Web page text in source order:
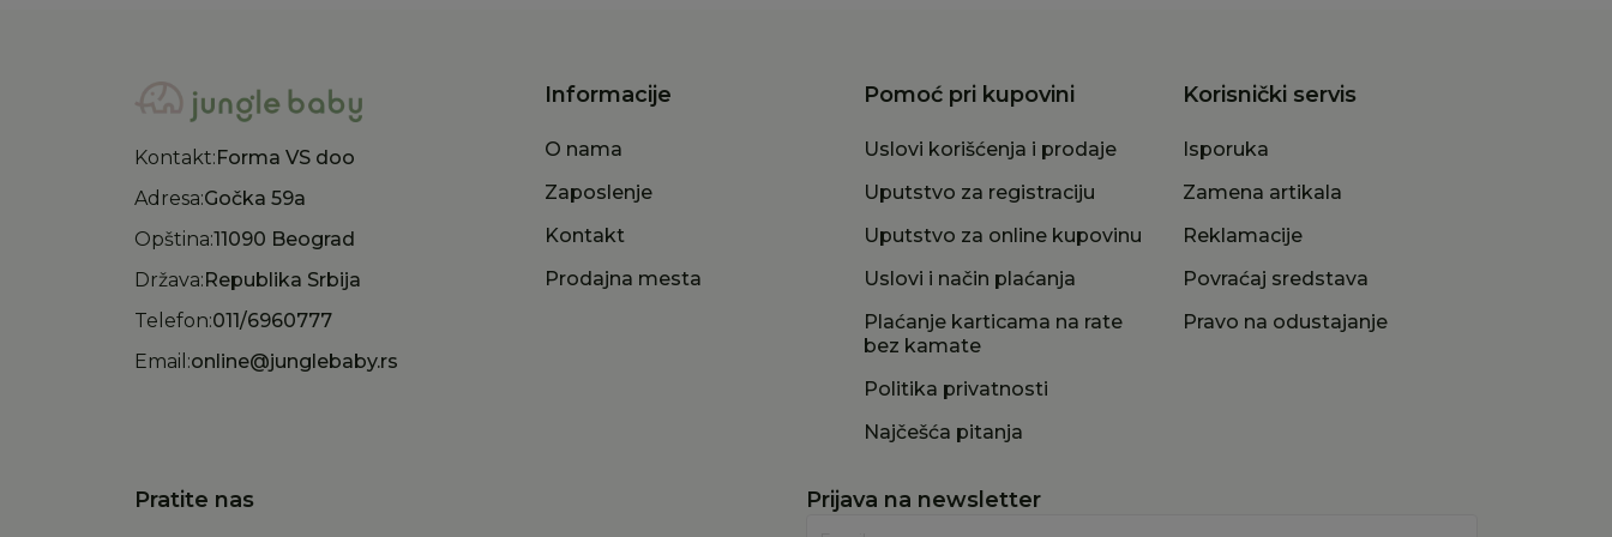
Kontakt: Forma VS doo
Adresa:Gočka 59a
Opština:11090 Beograd
Država: Republika Srbija
Telefon:011/6960777
Email:online@junglebaby.rs
Informacije
O nama
Zaposlenje
Kontakt
Prodajna mesta
Pomoć pri kupovini
Uslovi korišćenja i prodaje
Uputstvo za registraciju
Uputstvo za online kupovinu
Uslovi i način plaćanja
Plaćanje karticama na rate
bez kamate
Politika privatnosti
Najčešća pitanja
Korisnički servis
Isporuka
Zamena artikala
Reklamacije
Povraćaj sredstava
Pravo na odustajanje
Pratite nas Prijava na newsletter